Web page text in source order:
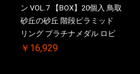
ン VOL.7 【BOX】20個入 鳥取
砂丘の砂丘 階段ピラミッド
リング プラチナメダル ロビ
ンマスク VS.ネメシス 初回シ
￥16,929